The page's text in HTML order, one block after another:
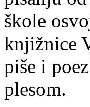
škole
knjižnice
piše i
plesom.